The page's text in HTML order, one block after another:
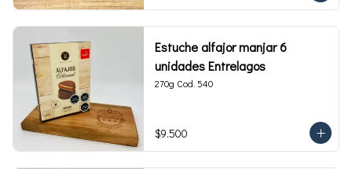
Estuche alfajor manjar 6
unidades Entrelagos
270g Cod. 540
$9.500